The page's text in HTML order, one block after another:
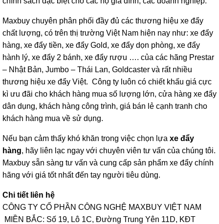
Maxbuy chuyên phân phối đầy đủ các thương hiệu xe đẩy
chất lượng, có trên thị trường Việt Nam hiện nay như: xe đẩy
hàng, xe đẩy tiền, xe đẩy Gold, xe đẩy dọn phòng, xe đẩy
hành lý, xe đẩy 2 bánh, xe đẩy rượu …. của các hãng Prestar
– Nhật Bản, Jumbo – Thái Lan, Goldcaster và rất nhiều
thương hiệu xe đẩy Việt. Công ty luôn có chiết khấu giá cực
kì ưu đãi cho khách hàng mua số lượng lớn, cửa hàng xe đẩy
dân dụng, khách hàng công trình, giá bán lẻ cạnh tranh cho
khách hàng mua về sử dụng.
Nếu bạn cảm thấy khó khăn trong việc chọn lựa xe đẩy
hàng, hãy liên lạc ngay với chuyên viên tư vấn của chúng tôi.
Maxbuy sẵn sàng tư vấn và cung cấp sản phẩm xe đẩy chính
hãng với giá tốt nhất đến tay người tiêu dùng.
Chi tiết liên hệ
CÔNG TY CỔ PHẦN CÔNG NGHỆ MAXBUY VIỆT NAM
MIỀN BẮC: Số 19, Lô 1C, Đường Trung Yên 11D, KĐT